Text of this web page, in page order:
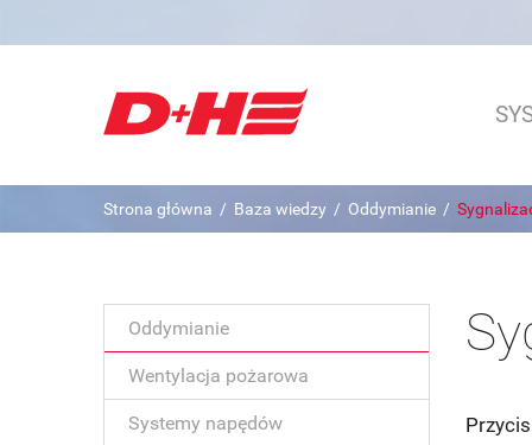
Strona główna / Baza wiedzy / Oddymianie /
Oddymianie
Wentylacja pożarowa
Systemy napędów